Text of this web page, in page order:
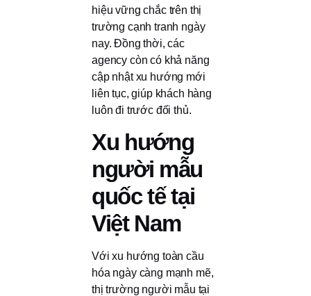
hiệu vững chắc trên thị
trường cạnh tranh ngày
nay. Đồng thời, các
agency còn có khả năng
cập nhật xu hướng mới
liên tục, giúp khách hàng
luôn đi trước đối thủ.
Xu hướng
người mẫu
quốc tế tại
Việt Nam
Với xu hướng toàn cầu
hóa ngày càng mạnh mẽ,
thị trường người mẫu tại